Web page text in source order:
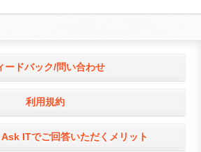
ードバック/問い合わせ
利用規約
ITでご回答いただくメリット